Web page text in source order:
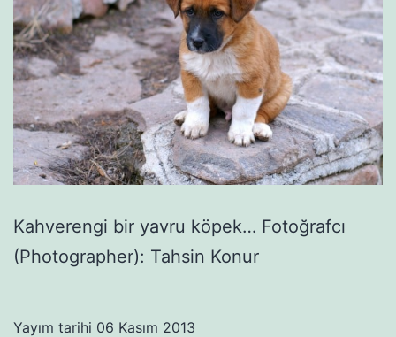
Kahverengi bir yavru köpek… Fotoğrafcı
(Photographer): Tahsin Konur
Yayım tarihi 06 Kasım 2013